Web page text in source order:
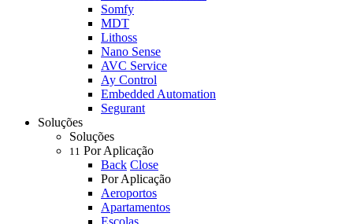
Somfy
MDT
Lithoss
Nano Sense
AVC Service
Ay Control
Embedded Automation
Segurant
Soluções
Soluções
11 Por Aplicação
Back Close
Por Aplicação
Aeroportos
Apartamentos
Escolas